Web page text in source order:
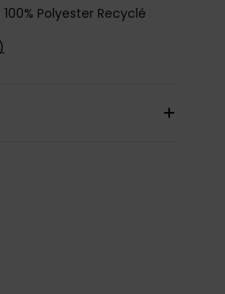
Polyester Recyclé